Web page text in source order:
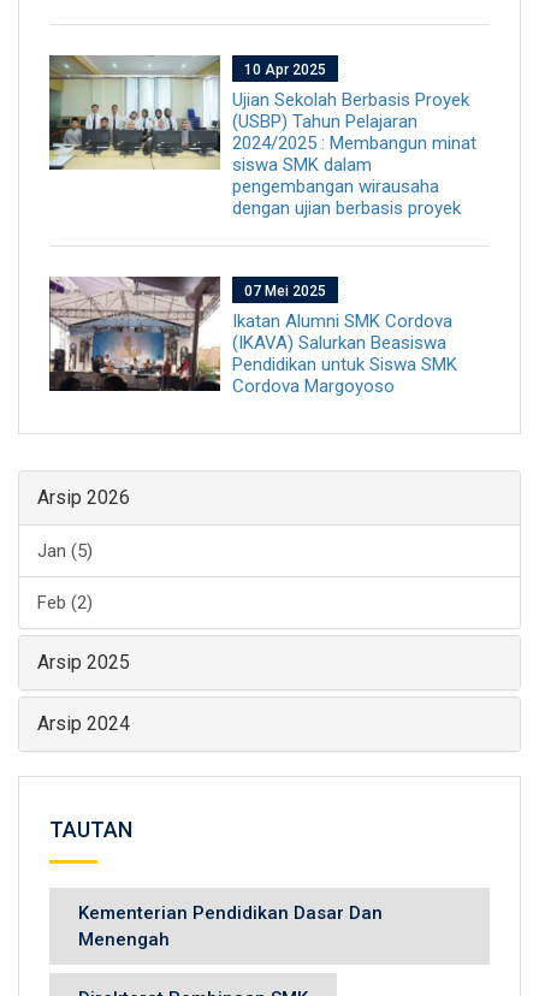
10 Apr 2025
Ujian Sekolah Berbasis Proyek
(USBP) Tahun Pelajaran
2024/2025 : Membangun minat
siswa SMK dalam
pengembangan wirausaha
dengan ujian berbasis proyek
07 Mei 2025
Ikatan Alumni SMK Cordova
(IKAVA) Salurkan Beasiswa
Pendidikan untuk Siswa SMK
Cordova Margoyoso
Arsip 2026
Jan (5)
Feb (2)
Arsip 2025
Arsip 2024
TAUTAN
Kementerian Pendidikan Dasar Dan
Menengah